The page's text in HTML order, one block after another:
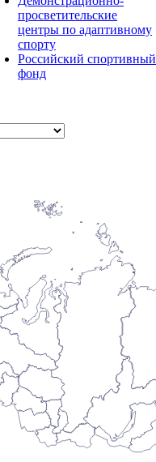
просветительские
центры по адаптивному
спорту
Российский спортивный
фонд